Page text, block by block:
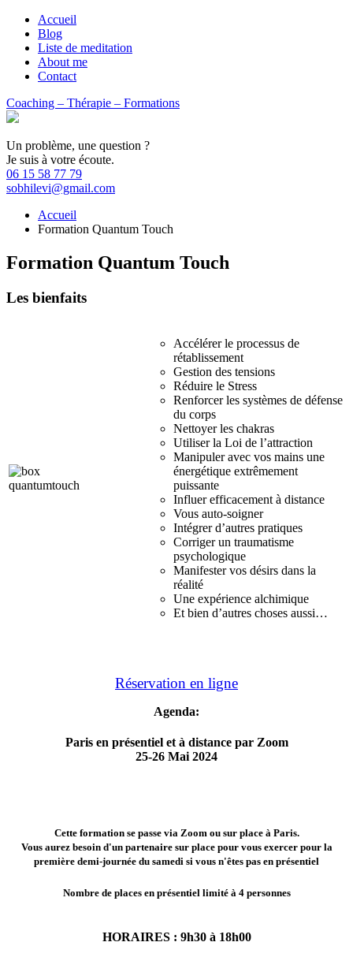
Accueil
Blog
Liste de meditation
About me
Contact
Coaching – Thérapie – Formations
Un problème, une question ?
Je suis à votre écoute.
06 15 58 77 79
sobhilevi@gmail.com
Accueil
Formation Quantum Touch
Formation Quantum Touch
Les bienfaits
Accélérer le processus de
rétablissement
Gestion des tensions
Réduire le Stress
Renforcer les systèmes de défense
du corps
Nettoyer les chakras
Utiliser la Loi de l’attraction
Manipuler avec vos mains une
énergétique extrêmement
puissante
Influer efficacement à distance
Vous auto-soigner
Intégrer d’autres pratiques
Corriger un traumatisme
psychologique
Manifester vos désirs dans la
réalité
Une expérience alchimique
Et bien d’autres choses aussi…
Réservation en ligne
Agenda:
Paris en présentiel et à distance par Zoom
25-26 Mai 2024
Cette formation se passe via Zoom ou sur place à Paris.
Vous aurez besoin d'un partenaire sur place pour vous exercer pour la
première demi-journée du samedi si vous n'êtes pas en présentiel
Nombre de places en présentiel limité à 4 personnes
HORAIRES : 9h30 à 18h00